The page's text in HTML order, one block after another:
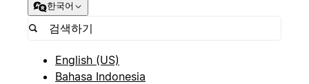
한국어
English (US)
Bahasa Indonesia